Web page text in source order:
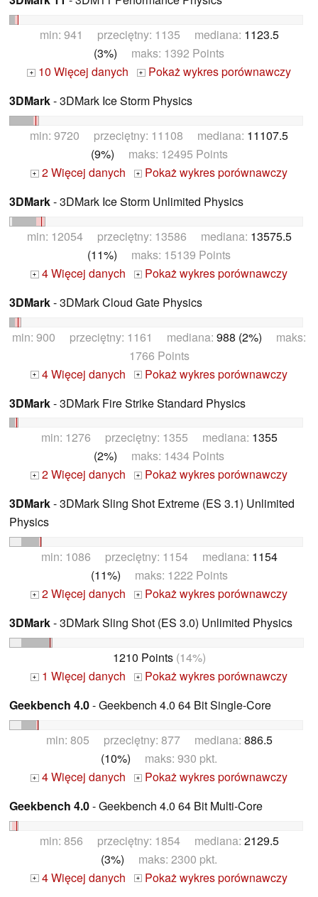
min: 941 przeciętny: 1135 mediana: 1123.5
(3%) maks: 1392 Points
+ 10 Więcej danych + Pokaż wykres porównawczy
3DMark- 3DMark Ice Storm Physics
min: 9720 przeciętny: 11108 mediana: 11107.5
(9%) maks: 12495 Points
+ 2 Więcej danych +
Pokaż wykres porównawczy
3DMark- 3DMark Ice Storm Unlimited Physics
min: 12054 przeciętny: 13586 mediana: 13575.5
(11%) maks: 15139 Points
+ 4 Więcej danych +
Pokaż wykres porównawczy
3DMark- 3DMark Cloud Gate Physics
min: 900 przeciętny: 1161 mediana: 988 (2%) maks:
1766 Points
+ 4 Więcej danych +
Pokaż wykres porównawczy
3DMark- 3DMark Fire Strike Standard Physics
min: 1276 przeciętny: 1355 mediana: 1355
(2%) maks: 1434 Points
+ 2 Więcej danych +
Pokaż wykres porównawczy
3DMark- 3DMark Sling Shot Extreme (ES 3.1) Unlimited
Physics
min: 1086 przeciętny: 1154 mediana: 1154
(11%) maks: 1222 Points
+ 2 Więcej danych +
Pokaż wykres porównawczy
3DMark- 3DMark Sling Shot (ES 3.0) Unlimited Physics
1210 Points(14%)
+ 1 Więcej danych +
Pokaż wykres porównawczy
Geekbench 4.0- Geekbench 4.0 64 Bit Single-Core
min: 805 przeciętny: 877 mediana: 886.5
(10%) maks: 930 pkt.
+ 4 Więcej danych +
Pokaż wykres porównawczy
Geekbench 4.0- Geekbench 4.0 64 Bit Multi-Core
min: 856 przeciętny: 1854 mediana: 2129.5
(3%) maks: 2300 pkt.
+ 4 Więcej danych +
Pokaż wykres porównawczy